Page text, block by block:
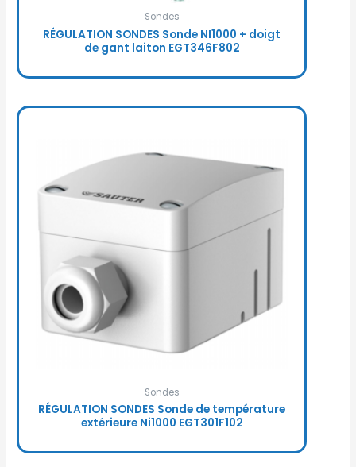
Sondes
RÉGULATION SONDES Sonde NI1000 + doigt
de gant laiton EGT346F802
Sondes
RÉGULATION SONDES Sonde de température
extérieure Ni1000 EGT301F102